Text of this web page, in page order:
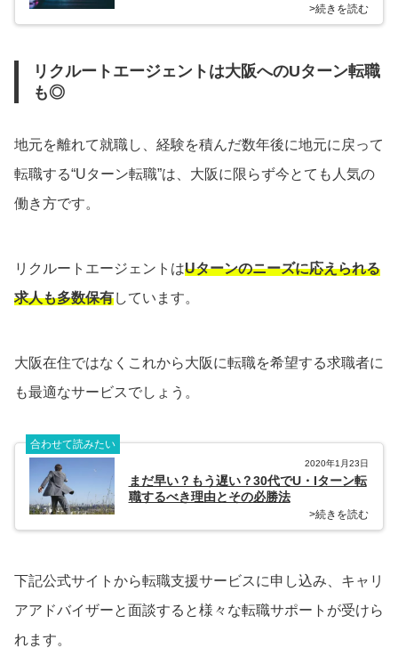
>続きを読む
リクルートエージェントは大阪へのUターン転職
も◎
地元を離れて就職し、経験を積んだ数年後に地元に戻って
転職する“Uターン転職”は、大阪に限らず今とても人気の
働き方です。
リクルートエージェントはUターンのニーズに応えられる
求人も多数保有しています。
大阪在住ではなくこれから大阪に転職を希望する求職者に
も最適なサービスでしょう。
合わせて読みたい
2020年1月23日
まだ早い？もう遅い？30代でU・Iターン転
職するべき理由とその必勝法
>続きを読む
下記公式サイトから転職支援サービスに申し込み、キャリ
アアドバイザーと面談すると様々な転職サポートが受けら
れます。